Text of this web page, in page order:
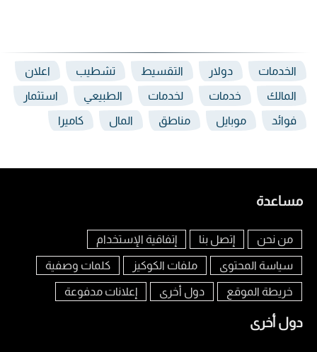
الخدمات دولار التقسيط تشطيب اعلان
المالك خدمات لخدمات الطبيعي استثمار
فوائد موبايل مناطق المال كاميرا
مساعدة
من نحن إتصل بنا إتفاقية الإستخدام
سياسة المحتوى ملفات الكوكيز كلمات وصفية
خريطة الموقع دول أخرى إعلانات مدفوعة
دول أخرى